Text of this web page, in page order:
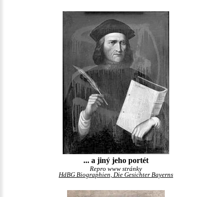
... a jiný jeho portét
Repro www stránky
HdBG Biographien, Die Gesichter Bayerns